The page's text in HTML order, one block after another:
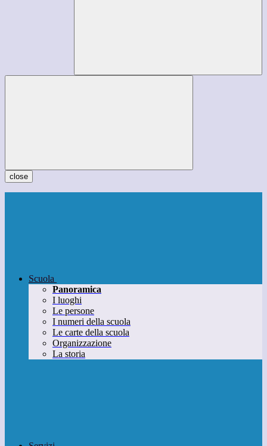
close
Scuola
Panoramica
I luoghi
Le persone
I numeri della scuola
Le carte della scuola
Organizzazione
La storia